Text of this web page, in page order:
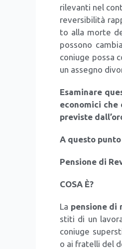
rile­van­ti nel
rever­si­bi­li­tà
to alla mor­te
pos­so­no
coniu­ge pos­sa
un asse­gno
Esa­mi­na­re
eco­no­mi­ci
pre­vi­ste
A que­sto
Pen­sio­ne di
COSA È?
La pen­sio­ne di
sti­ti di un
coniu­ge
o ai fra­tel­li del